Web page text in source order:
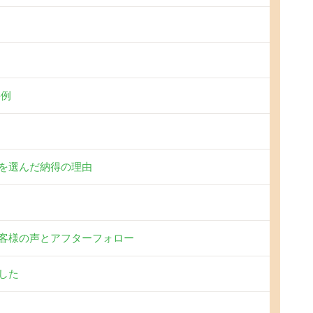
選んだ納得の理由
様の声とアフターフォロー
た